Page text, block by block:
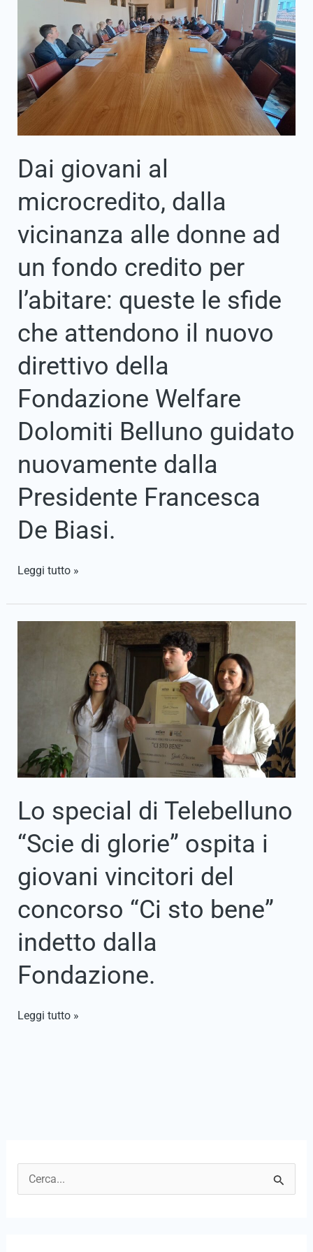
Dai giovani al
microcredito, dalla
vicinanza alle donne ad
un fondo credito per
l’abitare: queste le sfide
che attendono il nuovo
direttivo della
Fondazione Welfare
Dolomiti Belluno guidato
nuovamente dalla
Presidente Francesca
De Biasi.
donne
ad
un
fondo
credito
per
l’abitare:
queste
che
attendono
nuovo
direttivo
della
Fondazione
Dolomiti
Belluno
guidato
nuovamente
Presidente
Francesca
De
Biasi.
Leggi tutto »
Lo special di Telebelluno
“Scie di glorie” ospita i
giovani vincitori del
concorso “Ci sto bene”
indetto dalla
Fondazione.
giovani
vincitori
del
“Ci
sto
indetto
dalla
Fondazione.
Leggi tutto »